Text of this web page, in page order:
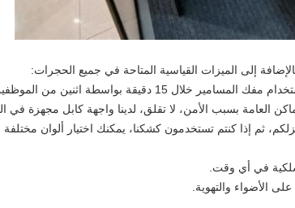
إلى الميزات القياسية المتاحة في جميع الحجرات:
ثم إذا كنتم تستخدمون كشكنا، يمكنك اختيار ألوان مختلفة